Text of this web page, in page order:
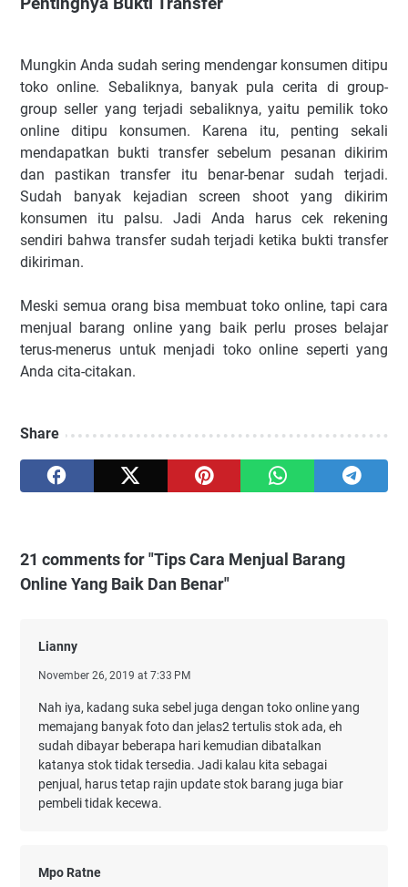
Mungkin Anda sudah sering mendengar konsumen ditipu
toko online. Sebaliknya, banyak pula cerita di group-
group seller yang terjadi sebaliknya, yaitu pemilik toko
online ditipu konsumen. Karena itu, penting sekali
mendapatkan bukti transfer sebelum pesanan dikirim
dan pastikan transfer itu benar-benar sudah terjadi.
Sudah banyak kejadian screen shoot yang dikirim
konsumen itu palsu. Jadi Anda harus cek rekening
sendiri bahwa transfer sudah terjadi ketika bukti transfer
dikiriman.
Meski semua orang bisa membuat toko online, tapi cara
menjual barang online yang baik perlu proses belajar
terus-menerus untuk menjadi toko online seperti yang
Anda cita-citakan.
Share
21 comments for "Tips Cara Menjual Barang
Online Yang Baik Dan Benar"
Lianny
November 26, 2019 at 7:33 PM
Nah iya, kadang suka sebel juga dengan toko online yang
memajang banyak foto dan jelas2 tertulis stok ada, eh
sudah dibayar beberapa hari kemudian dibatalkan
katanya stok tidak tersedia. Jadi kalau kita sebagai
penjual, harus tetap rajin update stok barang juga biar
pembeli tidak kecewa.
Mpo Ratne